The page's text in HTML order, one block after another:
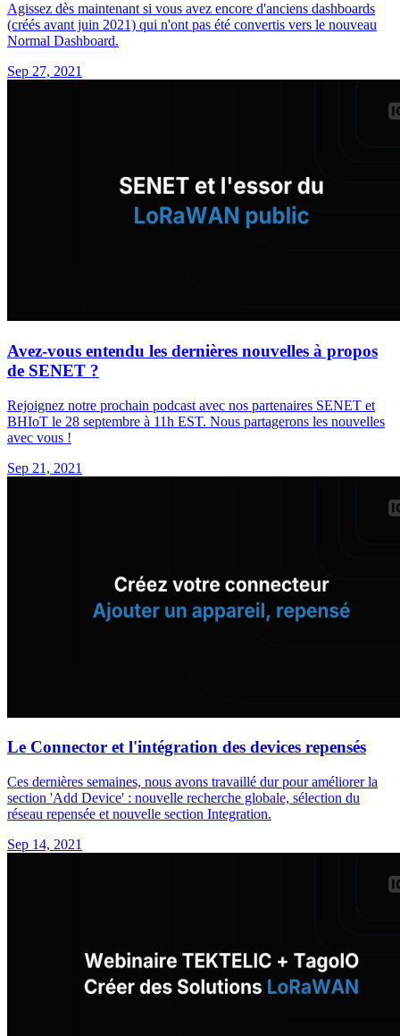
Agissez dès maintenant si vous avez encore d'anciens dashboards
(créés avant juin 2021) qui n'ont pas été convertis vers le nouveau
Normal Dashboard.
Sep 27, 2021
Avez-vous entendu les dernières nouvelles à propos
de SENET ?
Rejoignez notre prochain podcast avec nos partenaires SENET et
BHIoT le 28 septembre à 11h EST. Nous partagerons les nouvelles
avec vous !
Sep 21, 2021
Le Connector et l'intégration des devices repensés
Ces dernières semaines, nous avons travaillé dur pour améliorer la
section 'Add Device' : nouvelle recherche globale, sélection du
réseau repensée et nouvelle section Integration.
Sep 14, 2021